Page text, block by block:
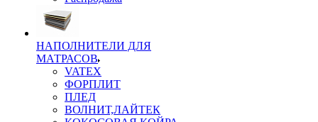
НАПОЛНИТЕЛИ ДЛЯ
МАТРАСОВ
VATEX
ФОРПЛИТ
ПЛЕД
ВОЛНИТ,ЛАЙТЕК